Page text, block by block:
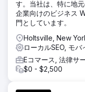
す。当社は、特に地
企業向けのビジネス
門としています。
Holtsville, New
ローカルSEO, モバ
Eコマース, 法律サ
$0 - $2,500